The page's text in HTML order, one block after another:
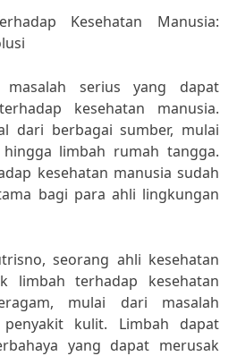
Kesehatan Manusia:
masalah serius yang dapat
kesehatan manusia.
dari berbagai sumber, mulai
limbah rumah tangga.
kesehatan manusia sudah
bagi para ahli lingkungan
seorang ahli kesehatan
limbah terhadap kesehatan
mulai dari masalah
kulit. Limbah dapat
yang dapat merusak